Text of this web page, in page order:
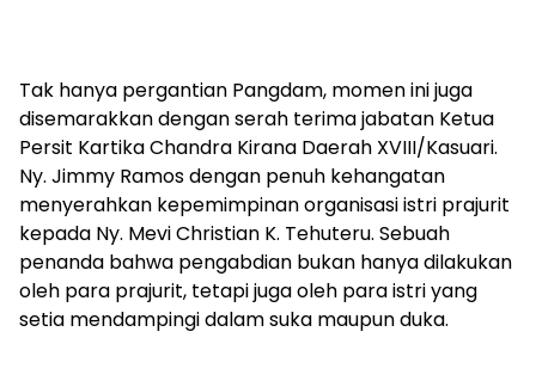
Tak hanya pergantian Pangdam, momen ini juga
disemarakkan dengan serah terima jabatan Ketua
Persit Kartika Chandra Kirana Daerah XVIII/Kasuari.
Ny. Jimmy Ramos dengan penuh kehangatan
menyerahkan kepemimpinan organisasi istri prajurit
kepada Ny. Mevi Christian K. Tehuteru. Sebuah
penanda bahwa pengabdian bukan hanya dilakukan
oleh para prajurit, tetapi juga oleh para istri yang
setia mendampingi dalam suka maupun duka.